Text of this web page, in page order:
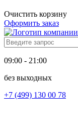
Очистить корзину
Оформить заказ
09:00 - 21:00
без выходных
+7 (499) 130 00 78